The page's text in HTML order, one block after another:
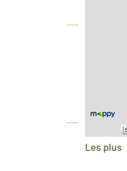
Les plus